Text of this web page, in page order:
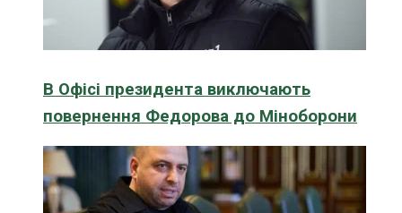
В Офісі президента виключають
повернення Федорова до Міноборони